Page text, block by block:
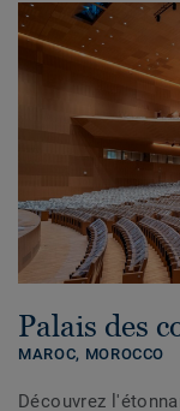
Palais des
MAROC, MOROCCO
Découvrez